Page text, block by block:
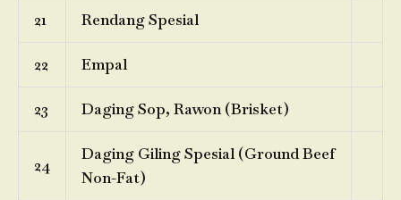
21 Rendang Spesial
22 Empal
23 Daging Sop, Rawon (Brisket)
24
Daging Giling Spesial (Ground Beef
Non-Fat)